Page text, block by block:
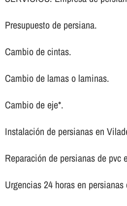
Presupuesto de persiana.
Cambio de cintas.
Cambio de lamas o laminas.
Cambio de eje*.
Instalación de persianas en
Reparación de persianas de pvc
Urgencias 24 horas en